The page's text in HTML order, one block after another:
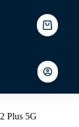
Shopping
cart
Plus 5G